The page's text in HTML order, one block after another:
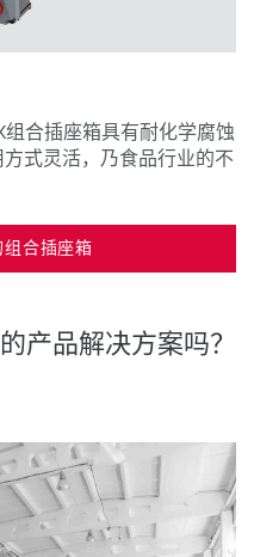
组合插座箱具有耐化学腐蚀
式灵活，乃食品行业的不
合插座箱
产品解决方案吗？